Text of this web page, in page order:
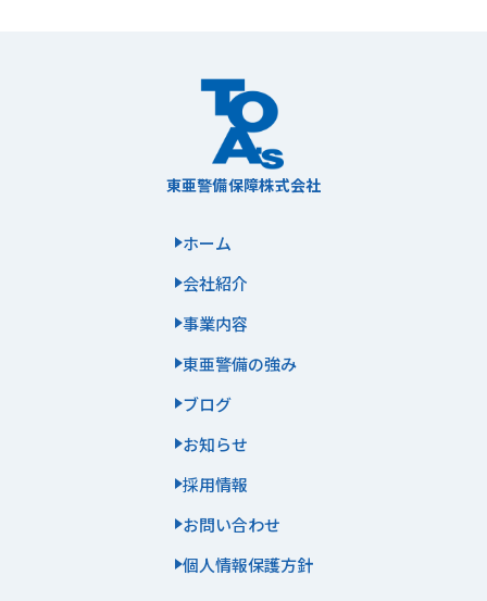
東亜警備保障株式会社
ホーム
会社紹介
事業内容
東亜警備の強み
ブログ
お知らせ
採用情報
お問い合わせ
個人情報保護方針